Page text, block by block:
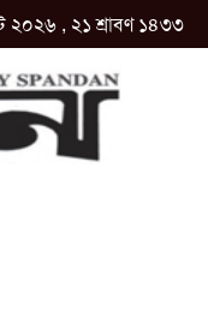
২০২৬ , ২১ শ্রাবণ ১৪৩৩